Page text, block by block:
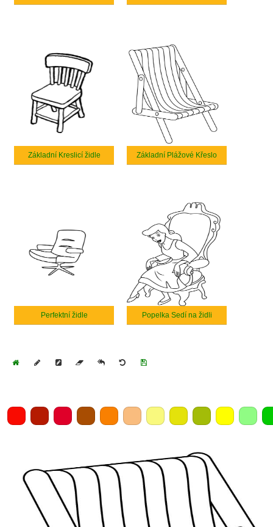
Základní Kreslicí židle Základní Plážové Křeslo
Perfektní židle Popelka Sedí na židli